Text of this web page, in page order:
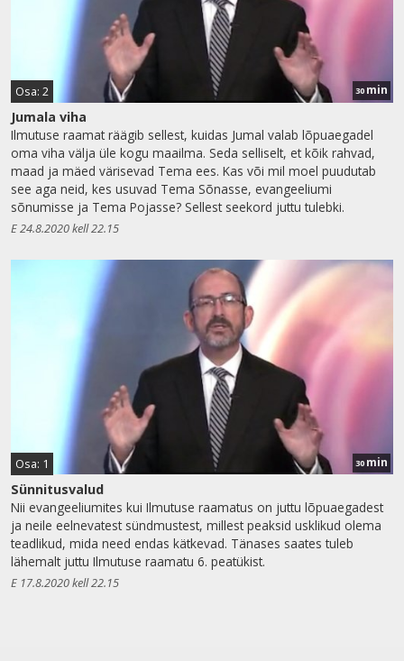
Osa: 2 30 min
Jumala viha
Ilmutuse raamat räägib sellest, kuidas Jumal valab lõpuaegadel
oma viha välja üle kogu maailma. Seda selliselt, et kõik rahvad,
maad ja mäed värisevad Tema ees. Kas või mil moel puudutab
see aga neid, kes usuvad Tema Sõnasse, evangeeliumi
sõnumisse ja Tema Pojasse? Sellest seekord juttu tulebki.
E 24.8.2020 kell 22.15
Osa: 1 30 min
Sünnitusvalud
Nii evangeeliumites kui Ilmutuse raamatus on juttu lõpuaegadest
ja neile eelnevatest sündmustest, millest peaksid usklikud olema
teadlikud, mida need endas kätkevad. Tänases saates tuleb
lähemalt juttu Ilmutuse raamatu 6. peatükist.
E 17.8.2020 kell 22.15